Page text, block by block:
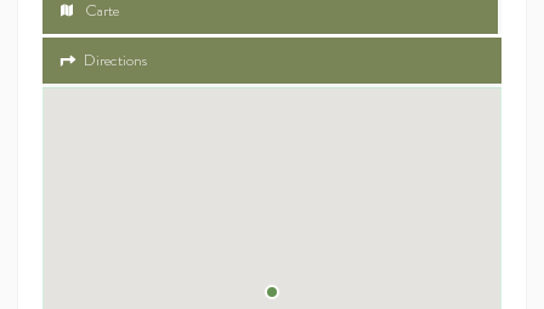
Carte
Directions